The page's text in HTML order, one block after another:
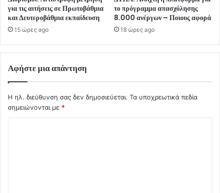
για τις αιτήσεις σε Πρωτοβάθμια
και Δευτεροβάθμια εκπαίδευση
15 ώρες ago
το πρόγραμμα απασχόλησης
8.000 ανέργων – Ποιους αφορά
18 ώρες ago
Αφήστε μια απάντηση
Η ηλ. διεύθυνση σας δεν δημοσιεύεται. Τα υποχρεωτικά πεδία
σημειώνονται με *